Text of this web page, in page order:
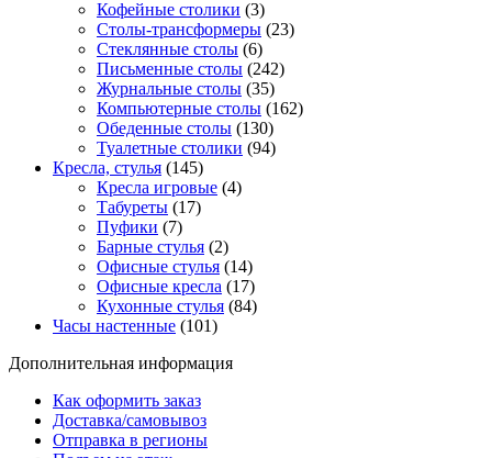
Кофейные столики (3)
Столы-трансформеры (23)
Стеклянные столы (6)
Письменные столы (242)
Журнальные столы (35)
Компьютерные столы (162)
Обеденные столы (130)
Туалетные столики (94)
Кресла, стулья (145)
Кресла игровые (4)
Табуреты (17)
Пуфики (7)
Барные стулья (2)
Офисные стулья (14)
Офисные кресла (17)
Кухонные стулья (84)
Часы настенные (101)
Дополнительная информация
Как оформить заказ
Доставка/самовывоз
Отправка в регионы